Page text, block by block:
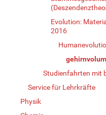
Evolution:
2016
Studienfahrten mit
Service für Lehrkräfte
Physik